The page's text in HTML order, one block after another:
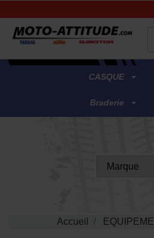
.
CASQUE
Braderie
Accueil